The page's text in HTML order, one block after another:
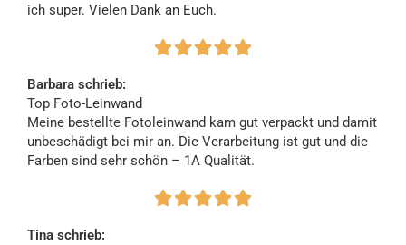
ich super. Vielen Dank an Euch.
    
Barbara schrieb:
Top Foto-Leinwand
Meine bestellte Fotoleinwand kam gut verpackt und damit
unbeschädigt bei mir an. Die Verarbeitung ist gut und die
Farben sind sehr schön – 1A Qualität.
    
Tina schrieb: